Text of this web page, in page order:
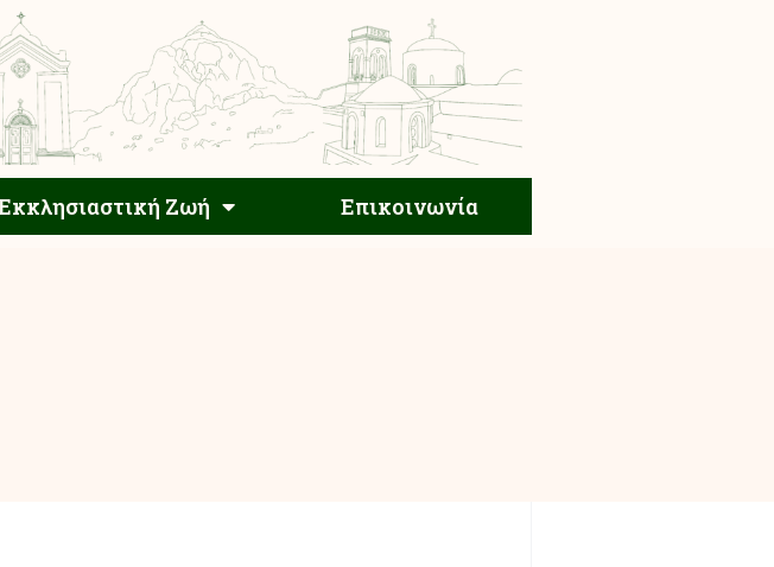
Ζωή Επικοινωνία
Εκκλησιαστική Ζωή Επικοινωνία